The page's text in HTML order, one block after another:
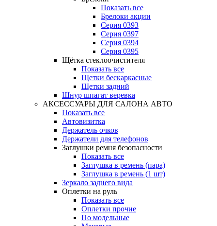
Показать все
Брелоки акции
Серия 0393
Серия 0397
Серия 0394
Серия 0395
Щётка стеклоочистителя
Показать все
Щетки бескаркасные
Щетки задний
Шнур шпагат веревка
АКСЕССУАРЫ ДЛЯ САЛОНА АВТО
Показать все
Автовизитка
Держатель очков
Держатели для телефонов
Заглушки ремня безопасности
Показать все
Заглушка в ремень (пара)
Заглушка в ремень (1 шт)
Зеркало заднего вида
Оплетки на руль
Показать все
Оплетки прочиe
По модельные